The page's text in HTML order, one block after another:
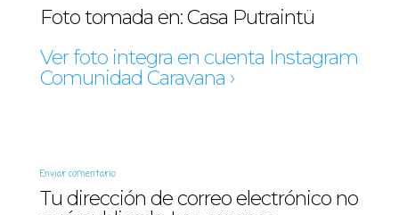
Foto tomada en: Casa Putraintü
Ver foto integra en cuenta Instagram
Comunidad Caravana ›
Enviar comentario
Tu dirección de correo electrónico no